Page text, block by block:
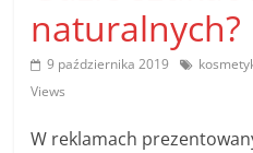
Porady
praktyczne
porady
wskazówki
naturalnych?
9 października 2019
Views
W reklamach